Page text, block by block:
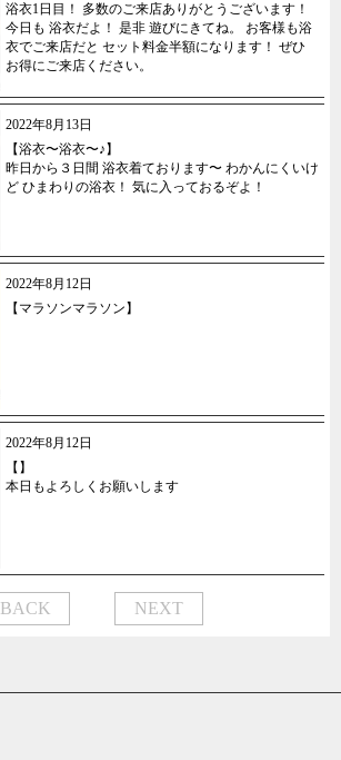
浴衣1日目！ 多数のご来店ありがとうございます！
今日も 浴衣だよ！ 是非 遊びにきてね。 お客様も浴
衣でご来店だと セット料金半額になります！ ぜひ
お得にご来店ください。
2022年8月13日
【浴衣〜浴衣〜♪】
昨日から３日間 浴衣着ております〜 わかんにくいけ
ど ひまわりの浴衣！ 気に入っておるぞよ！
2022年8月12日
【マラソンマラソン】
2022年8月12日
【】
本日もよろしくお願いします
BACK NEXT